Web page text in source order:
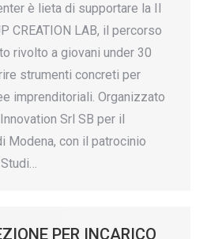
è lieta di supportare la II
CREATION LAB, il percorso
rivolto a giovani under 30
strumenti concreti per
imprenditoriali. Organizzato
Srl SB per il
Modena, con il patrocinio
PER INCARICO